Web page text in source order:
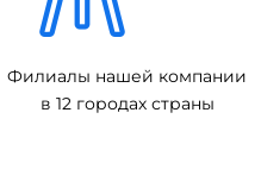
Филиалы нашей компании
в 12 городах страны